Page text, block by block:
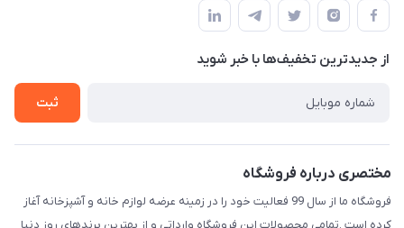
لیست محصولات
درباره ما
حریم خصوصی
راهنما
از جدید‌ترین تخفیف‌ها با‌ خبر شوید
ثبت
مختصری درباره فروشگاه
فروشگاه ما از سال 99 فعالیت خود را در زمینه عرضه لوازم خانه و آشپزخانه آغاز
کرده است .تمامی محصولات این فروشگاه وارداتی و از بهترین برندهای روز دنیا